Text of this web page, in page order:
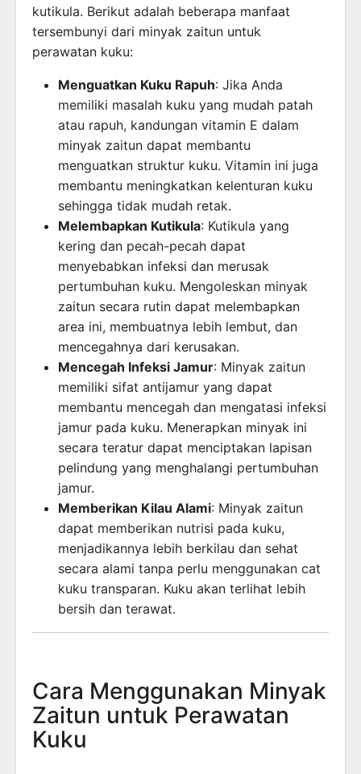
kutikula. Berikut adalah beberapa manfaat
tersembunyi dari minyak zaitun untuk
perawatan kuku:
Menguatkan Kuku Rapuh: Jika Anda
memiliki masalah kuku yang mudah patah
atau rapuh, kandungan vitamin E dalam
minyak zaitun dapat membantu
menguatkan struktur kuku. Vitamin ini juga
membantu meningkatkan kelenturan kuku
sehingga tidak mudah retak.
Melembapkan Kutikula: Kutikula yang
kering dan pecah-pecah dapat
menyebabkan infeksi dan merusak
pertumbuhan kuku. Mengoleskan minyak
zaitun secara rutin dapat melembapkan
area ini, membuatnya lebih lembut, dan
mencegahnya dari kerusakan.
Mencegah Infeksi Jamur: Minyak zaitun
memiliki sifat antijamur yang dapat
membantu mencegah dan mengatasi infeksi
jamur pada kuku. Menerapkan minyak ini
secara teratur dapat menciptakan lapisan
pelindung yang menghalangi pertumbuhan
jamur.
Memberikan Kilau Alami: Minyak zaitun
dapat memberikan nutrisi pada kuku,
menjadikannya lebih berkilau dan sehat
secara alami tanpa perlu menggunakan cat
kuku transparan. Kuku akan terlihat lebih
bersih dan terawat.
Cara Menggunakan Minyak
Zaitun untuk Perawatan
Kuku